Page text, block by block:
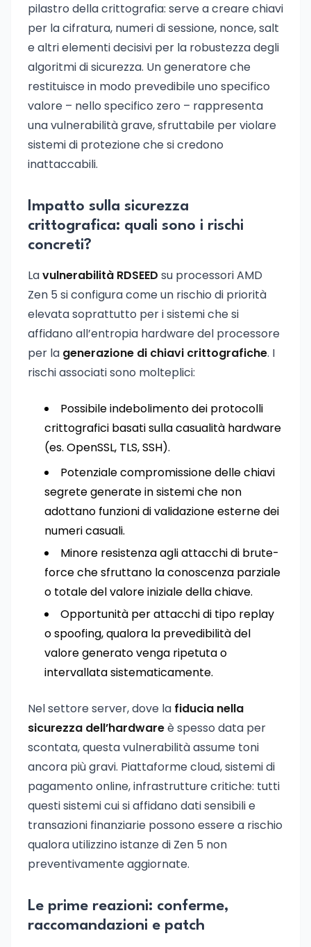
pilastro della crittografia: serve a creare chiavi
per la cifratura, numeri di sessione, nonce, salt
e altri elementi decisivi per la robustezza degli
algoritmi di sicurezza. Un generatore che
restituisce in modo prevedibile uno specifico
valore – nello specifico zero – rappresenta
una vulnerabilità grave, sfruttabile per violare
sistemi di protezione che si credono
inattaccabili.
Impatto sulla sicurezza
crittografica: quali sono i rischi
concreti?
Lavulnerabilità RDSEED su processori AMD
Zen 5 si configura come un rischio di priorità
elevata soprattutto per i sistemi che si
affidano all’entropia hardware del processore
per la generazione di chiavi crittografiche. I
rischi associati sono molteplici:
Possibile indebolimento dei protocolli
crittografici basati sulla casualità hardware
(es. OpenSSL, TLS, SSH).
Potenziale compromissione delle chiavi
segrete generate in sistemi che non
adottano funzioni di validazione esterne dei
numeri casuali.
Minore resistenza agli attacchi di brute-
force che sfruttano la conoscenza parziale
o totale del valore iniziale della chiave.
Opportunità per attacchi di tipo replay
o spoofing, qualora la prevedibilità del
valore generato venga ripetuta o
intervallata sistematicamente.
Nel settore server, dove la fiducia nella
sicurezza dell’hardwareè spesso data per
scontata, questa vulnerabilità assume toni
ancora più gravi. Piattaforme cloud, sistemi di
pagamento online, infrastrutture critiche: tutti
questi sistemi cui si affidano dati sensibili e
transazioni finanziarie possono essere a rischio
qualora utilizzino istanze di Zen 5 non
preventivamente aggiornate.
Le prime reazioni: conferme,
raccomandazioni e patch